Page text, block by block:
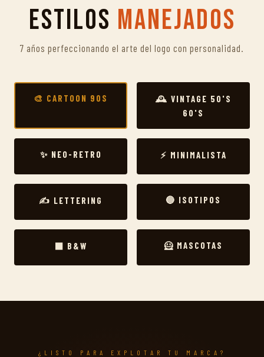
Estilos Manejados
7 años perfeccionando el arte del logo con personalidad.
🎨 CARTOON 90S
🕰️ VINTAGE 50'S
60'S
✨ NEO-RETRO ⚡ MINIMALISTA
✍️ LETTERING 🔵 ISOTIPOS
⬛ B&W 🦸 MASCOTAS
¿LISTO PARA EXPLOTAR TU MARCA?